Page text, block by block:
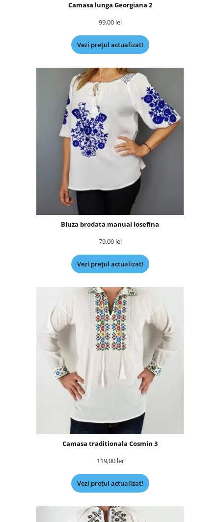
Camasa lunga Georgiana 2
99,00 lei
Vezi prețul actualizat!
Bluza brodata manual Iosefina
79,00 lei
Vezi prețul actualizat!
Camasa traditionala Cosmin 3
119,00 lei
Vezi prețul actualizat!